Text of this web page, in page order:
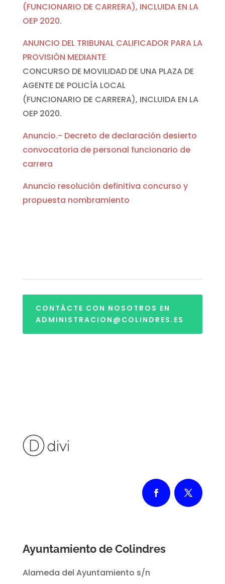
(FUNCIONARIO DE CARRERA), INCLUIDA EN LA
OEP 2020.
ANUNCIO DEL TRIBUNAL CALIFICADOR PARA LA
PROVISIÓN MEDIANTE
CONCURSO DE MOVILIDAD DE UNA PLAZA DE
AGENTE DE POLICÍA LOCAL
(FUNCIONARIO DE CARRERA), INCLUIDA EN LA
OEP 2020.
Anuncio.- Decreto de declaración desierto
convocatoria de personal funcionario de
carrera
Anuncio resolución definitiva concurso y
propuesta nombramiento
CONTÁCTE CON NOSOTROS EN
ADMINISTRACION@COLINDRES.ES
Ayuntamiento de Colindres
Alameda del Ayuntamiento s/n